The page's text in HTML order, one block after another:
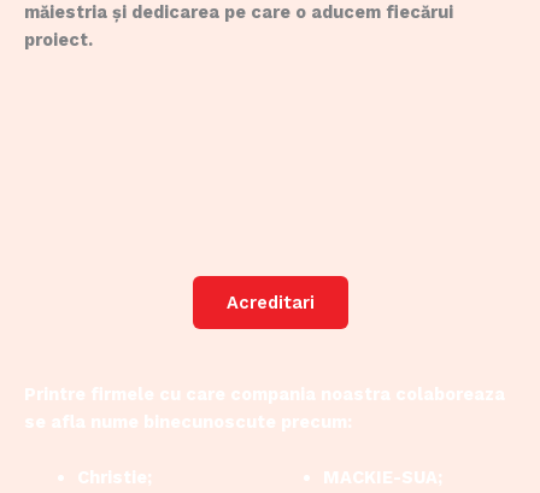
măiestria și dedicarea pe care o aducem fiecărui
proiect.
Acreditari
Printre firmele cu care compania noastra colaboreaza
se afla nume binecunoscute precum:
Christie;
MACKIE-SUA;